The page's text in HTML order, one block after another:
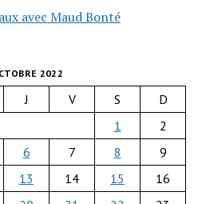
avec Maud Bonté
2022
J V S
D
1
2
6 7 8
9
13 14 15
16